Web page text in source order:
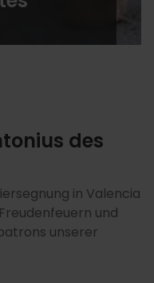
des
in Valencia
und
unserer